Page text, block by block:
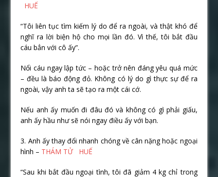
HUẾ
“Tôi liên tục tìm kiếm lý do để ra ngoài, và thật khó để
nghĩ ra lời biện hộ cho mọi lần đó. Vì thế, tôi bắt đầu
cáu bẳn với cô ấy”.
Nổi cáu ngay lập tức – hoặc trở nên đáng yêu quá mức
– đều là báo động đỏ. Không có lý do gì thực sự để ra
ngoài, vậy anh ta sẽ tạo ra một cái cớ.
Nếu anh ấy muốn đi đâu đó và không có gì phải giấu,
anh ấy hầu như sẽ nói ngay điều ấy với bạn.
3. Anh ấy thay đổi nhanh chóng về cân nặng hoặc ngoại
hình – THÁM TỬ HUẾ
“Sau khi bắt đầu ngoại tình, tôi đã giảm 4 kg chỉ trong